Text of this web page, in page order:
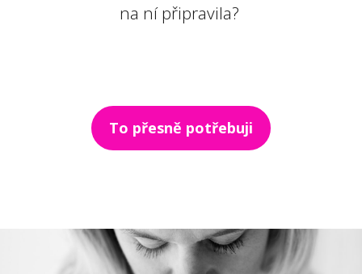
na ní připravila?
To přesně potřebuji